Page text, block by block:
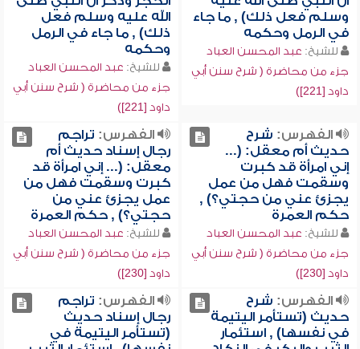
وسلم فعل ذلك) , ما جاء
في الرمل وحكمه
للشيخ: عبد المحسن العباد
جزء من محاضرة ( شرح سنن أبي
داود [221])
الله عليه وسلم فعل
ذلك) , ما جاء في الرمل
وحكمه
للشيخ: عبد المحسن العباد
جزء من محاضرة ( شرح سنن أبي
داود [221])
الفهرس: شرح
حديث أم معقل: (...
إني امرأة قد كبرت
وسقمت فهل من عمل
يجزئ عني من حجتي؟) ,
حكم العمرة
للشيخ: عبد المحسن العباد
جزء من محاضرة ( شرح سنن أبي
داود [230])
الفهرس: تراجم
رجال إسناد حديث أم
معقل: (... إني امرأة قد
كبرت وسقمت فهل من
عمل يجزئ عني من
حجتي؟) , حكم العمرة
للشيخ: عبد المحسن العباد
جزء من محاضرة ( شرح سنن أبي
داود [230])
الفهرس: شرح
حديث (تستأمر اليتيمة
في نفسها) , استئمار
الفهرس: تراجم
رجال إسناد حديث
(تستأمر اليتيمة في